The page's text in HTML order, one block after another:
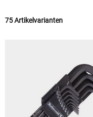
75 Artikelvarianten